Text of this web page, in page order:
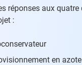
réponses aux
:
en azote